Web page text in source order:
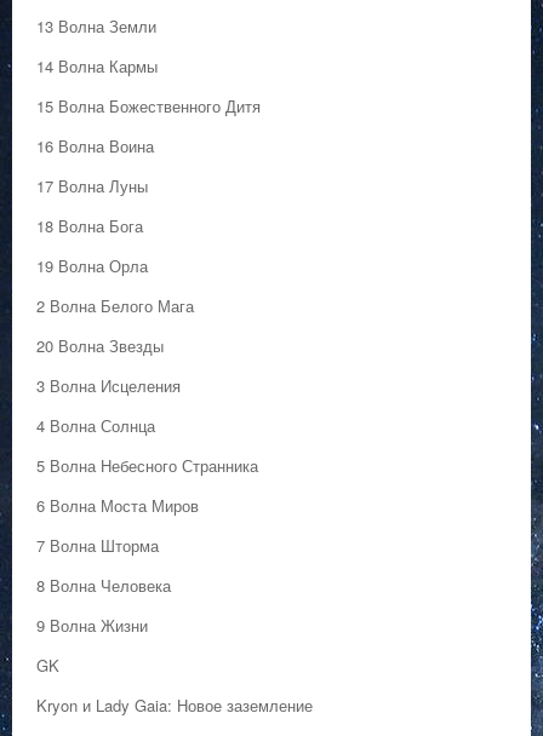
13 Волна Земли
14 Волна Кармы
15 Волна Божественного Дитя
16 Волна Воина
17 Волна Луны
18 Волна Бога
19 Волна Орла
2 Волна Белого Мага
20 Волна Звезды
3 Волна Исцеления
4 Волна Солнца
5 Волна Небесного Странника
6 Волна Моста Миров
7 Волна Шторма
8 Волна Человека
9 Волна Жизни
GK
Kryon и Lady Gaia: Новое заземление